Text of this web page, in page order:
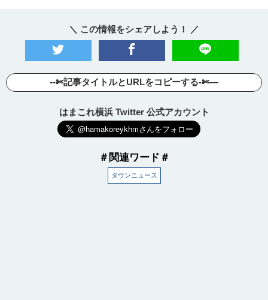
＼ この情報をシェアしよう！ ／
--✄記事タイトルとURLをコピーする-✄—
はまこれ横浜 Twitter 公式アカウント
＃関連ワード＃
タウンニュース